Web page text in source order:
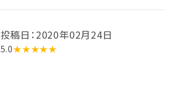
投稿日：2020年02月24日
5.0★★★★★